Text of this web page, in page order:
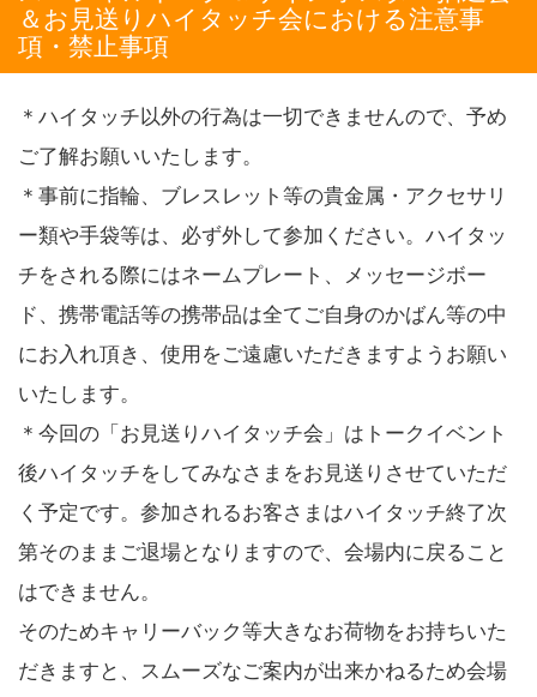
＆お見送りハイタッチ会における注意事
項・禁止事項
＊ハイタッチ以外の行為は一切できませんので、予め
ご了解お願いいたします。
＊事前に指輪、ブレスレット等の貴金属・アクセサリ
ー類や手袋等は、必ず外して参加ください。ハイタッ
チをされる際にはネームプレート、メッセージボー
ド、携帯電話等の携帯品は全てご自身のかばん等の中
にお入れ頂き、使用をご遠慮いただきますようお願い
いたします。
＊今回の「お見送りハイタッチ会」はトークイベント
後ハイタッチをしてみなさまをお見送りさせていただ
く予定です。参加されるお客さまはハイタッチ終了次
第そのままご退場となりますので、会場内に戻ること
はできません。
そのためキャリーバック等大きなお荷物をお持ちいた
だきますと、スムーズなご案内が出来かねるため会場